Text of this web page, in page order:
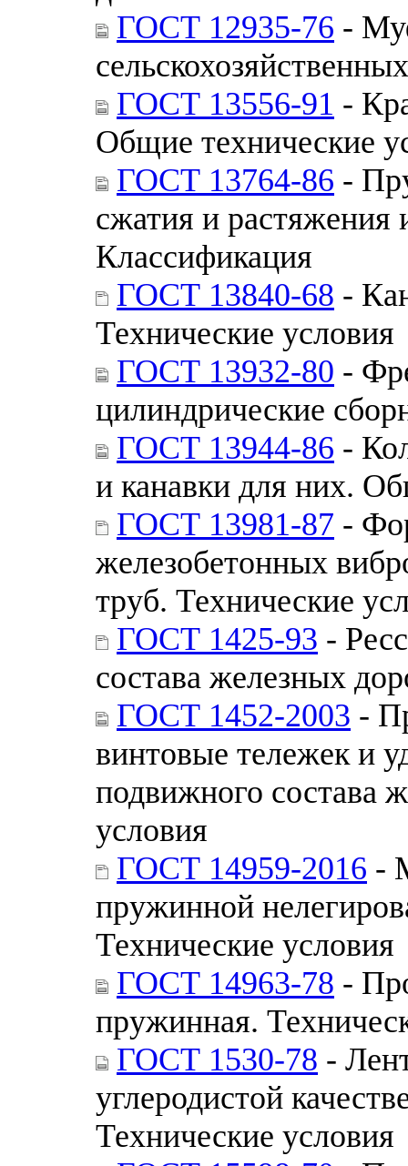
ГОСТ 12935-76 -
ГОСТ 13556-91 -
Общие технические
ГОСТ 13764-86 -
сжатия и растяжения
Классификация
ГОСТ 13840-68 -
Технические условия
ГОСТ 13932-80 -
цилиндрические
ГОСТ 13944-86 -
и канавки для них.
ГОСТ 13981-87 -
железобетонных
труб. Технические
ГОСТ 1425-93 -
состава железных
ГОСТ 1452-2003 -
винтовые тележек и
подвижного состава
условия
ГОСТ 14959-2016 -
пружинной
Технические условия
ГОСТ 14963-78 -
пружинная.
ГОСТ 1530-78 -
углеродистой
Технические условия